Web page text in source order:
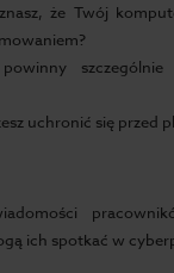
że Twój
szczególnie
uchronić się przed
ich spotkać w